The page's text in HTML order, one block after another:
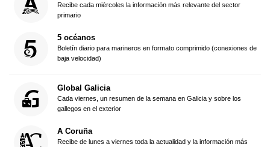
Recibe cada miércoles la información más relevante del sector
primario
5 océanos
Boletín diario para marineros en formato comprimido (conexiones de
baja velocidad)
Global Galicia
Cada viernes, un resumen de la semana en Galicia y sobre los
gallegos en el exterior
A Coruña
Recibe de lunes a viernes toda la actualidad y la información más